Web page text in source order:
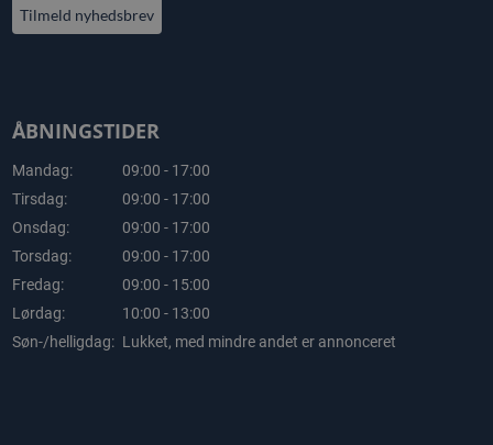
Tilmeld nyhedsbrev
ÅBNINGSTIDER
Mandag:
09:00 - 17:00
Tirsdag:
09:00 - 17:00
Onsdag:
09:00 - 17:00
Torsdag:
09:00 - 17:00
Fredag:
09:00 - 15:00
Lørdag:
10:00 - 13:00
Søn-/helligdag: Lukket, med mindre andet er annonceret